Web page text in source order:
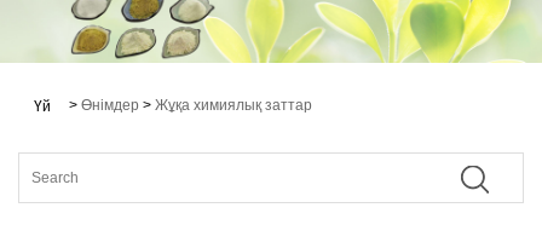
Үй > Өнімдер > Жұқа химиялық заттар